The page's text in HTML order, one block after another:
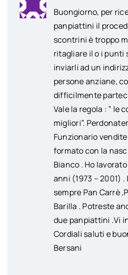
Buongiorno, per
panpiattini il
scontrini è troppo
ritagliare il o i punti
inviarli ad un
persone anziane,
difficilmente
Vale la regola : ” le
migliori”.
Funzionario vendite
formato con la
Bianco . Ho
anni (1973 – 2001)
sempre Pan Carrè
Barilla . Potreste
due panpiattini .Vi
Cordiali saluti e
Bersani